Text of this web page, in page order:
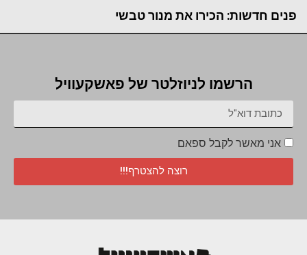
פנים חדשות: הכירו את מנור טבשי
הרשמו לניוזלטר של פאשקעוויל
אני מאשר לקבל ספאם
רוצה להצטרף!!!